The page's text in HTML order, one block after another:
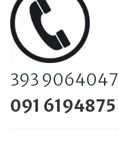
393 9064047
091 6194875